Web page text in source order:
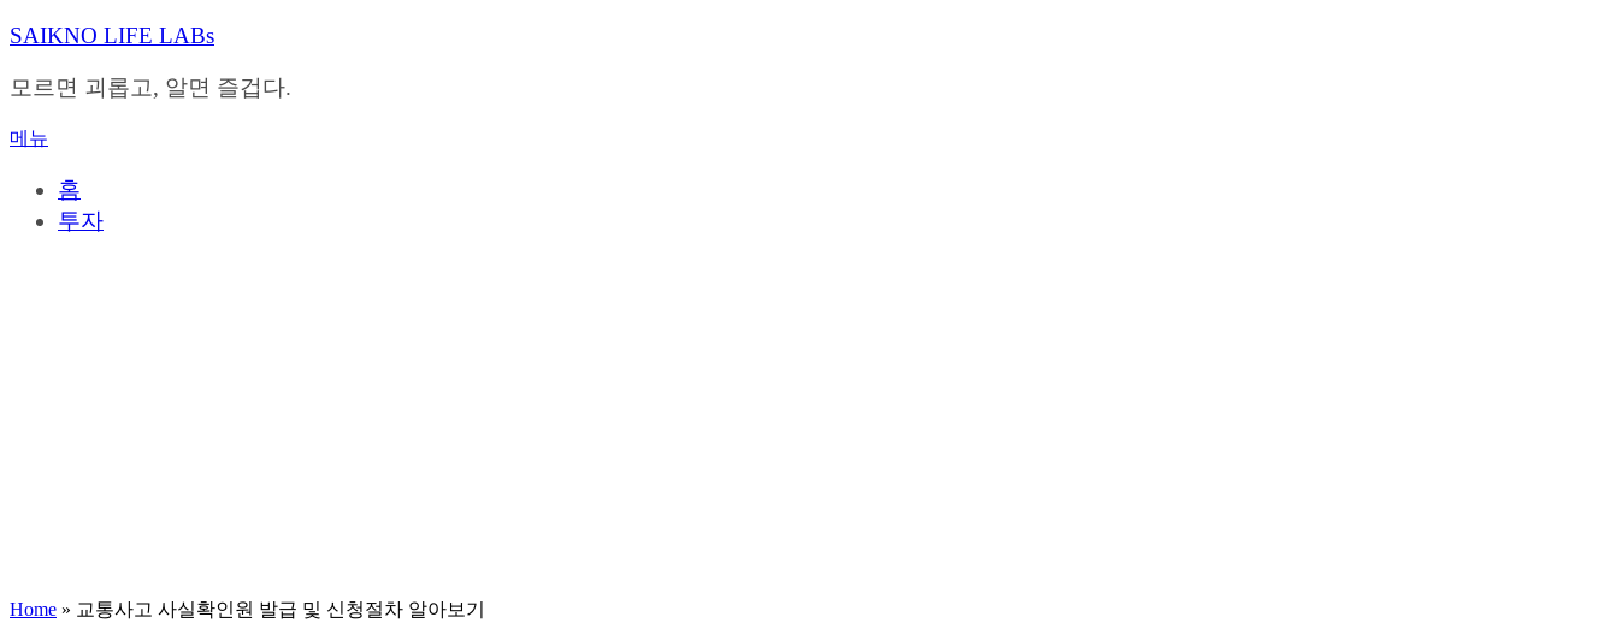
내
으
바
SAIKNO LIFE LABs
모르면 괴롭고, 알면 즐겁다.
메뉴
홈
투자
Home » 교통사고 사실확인원 발급 및 신청절차 알아보기